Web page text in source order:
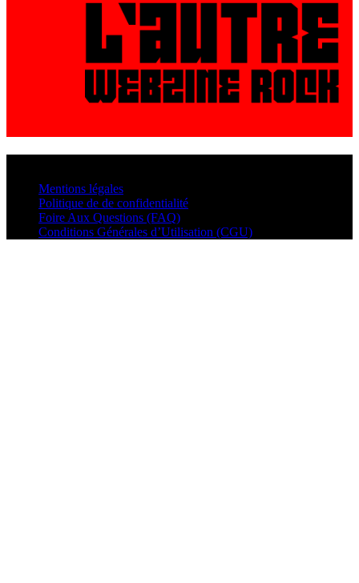
Mentions légales
Politique de de confidentialité
Foire Aux Questions (FAQ)
Conditions Générales d’Utilisation (CGU)